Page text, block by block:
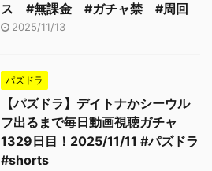
ス #無課金 #ガチャ禁 #周回
2025/11/13
パズドラ
【パズドラ】デイトナかシーウル
フ出るまで毎日動画視聴ガチャ
1329日目！2025/11/11 #パズドラ
#shorts